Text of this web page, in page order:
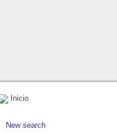
Inicio
New search